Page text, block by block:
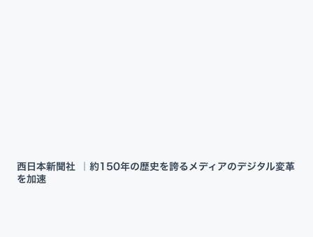
西日本新聞社 ｜約150年の歴史を誇るメディアのデジタル変革
を加速